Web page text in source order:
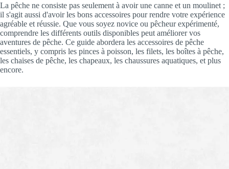
La pêche ne consiste pas seulement à avoir une canne et un moulinet ;
il s'agit aussi d'avoir les bons accessoires pour rendre votre expérience
agréable et réussie. Que vous soyez novice ou pêcheur expérimenté,
comprendre les différents outils disponibles peut améliorer vos
aventures de pêche. Ce guide abordera les accessoires de pêche
essentiels, y compris les pinces à poisson, les filets, les boîtes à pêche,
les chaises de pêche, les chapeaux, les chaussures aquatiques, et plus
encore.